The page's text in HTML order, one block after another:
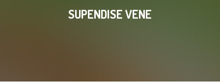
SUPENDISE VENE